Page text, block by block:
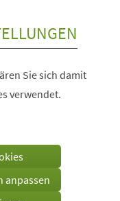
Sie sich damit
verwendet.
anpassen